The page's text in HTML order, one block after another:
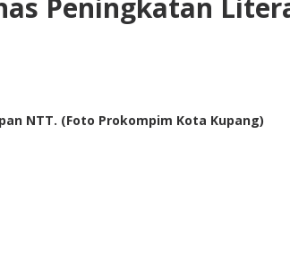
Peningkatan
NTT. (Foto Prokompim Kota Kupang)